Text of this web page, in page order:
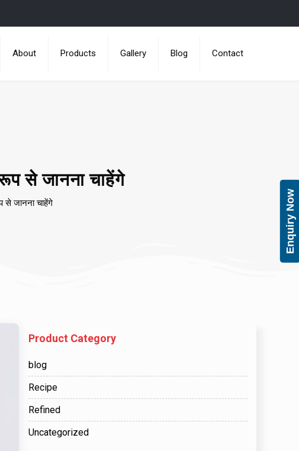
About Products Gallery Blog Contact
से जानना चाहेंगे
से जानना चाहेंगे
Product Category
blog
Recipe
Refined
Uncategorized
Enquiry Now